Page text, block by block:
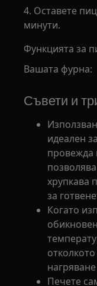
4. Оставете
минути.
Функцията за
Вашата фурна:
Съвети и
идеален
провежда
хрупкава
за
Когато
Печете